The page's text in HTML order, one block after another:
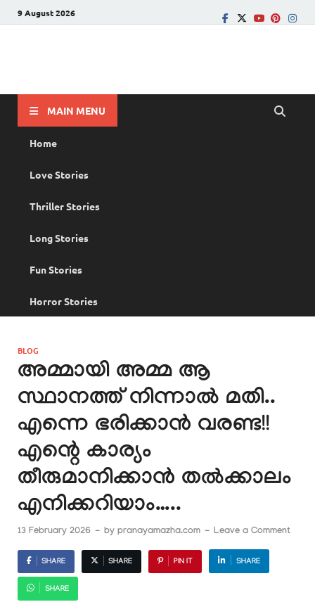
9 August 2026
MAIN MENU
Home
Love Stories
Thriller Stories
Long Stories
Fun Stories
Horror Stories
BLOG
അമ്മായി അമ്മ ആ
സ്ഥാനത്ത് നിന്നാൽ മതി..
എന്നെ ഭരിക്കാൻ വരണ്ട!!
എന്റെ കാര്യം
തീരുമാനിക്കാൻ തൽക്കാലം
എനിക്കറിയാം…..
13 February 2026 - by pranayamazha.com - Leave a Comment
SHARE SHARE PIN IT SHARE
SHARE